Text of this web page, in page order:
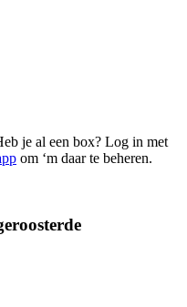
je al een box? Log in met
om ‘m daar te beheren.